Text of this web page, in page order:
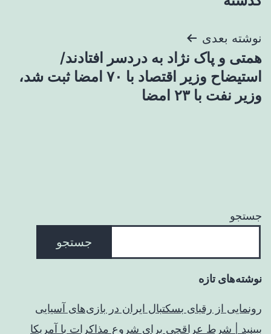
نوشته بعدی
همتی و پاک نژاد به دردسر افتادند/
استیضاح وزیر اقتصاد با ۷۰ امضا ثبت شد،
وزیر نفت با ۲۳ امضا
جستجو
جستجو
نوشته‌های تازه
رونمایی از رقبای بسکتبال ایران در بازی‌های آسیایی
ببینید | شرط عراقچی برای شروع مذاکرات با آمریکا